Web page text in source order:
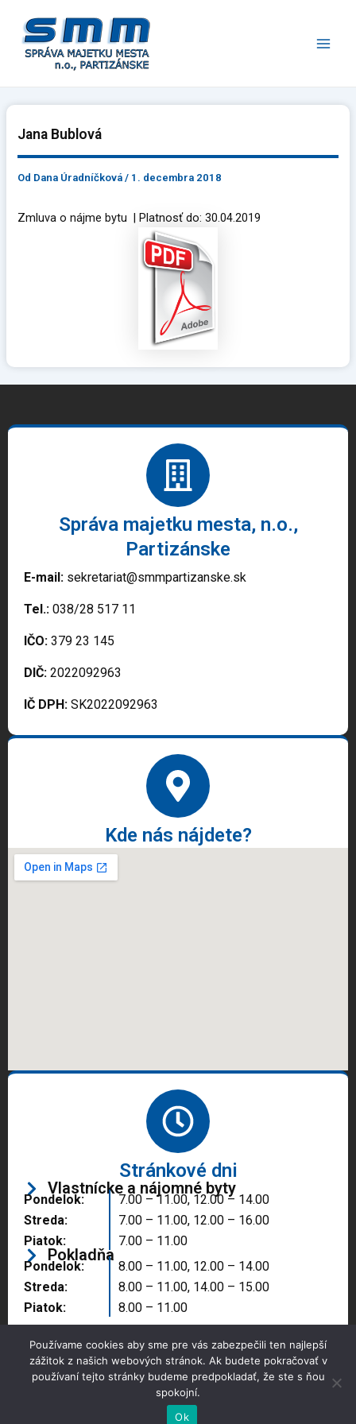
obsah
Jana Bublová
Od Dana Úradníčková/ 1. decembra 2018
Zmluva o nájme bytu | Platnosť do: 30.04.2019
Správa majetku mesta, n.o.,
Partizánske
E-mail: sekretariat@smmpartizanske.sk
Tel.: 038/28 517 11
IČO: 379 23 145
DIČ: 2022092963
IČ DPH: SK2022092963
Kde nás nájdete?
Stránkové dni
Vlastnícke a nájomné byty
Pondelok:
Streda:
Piatok:
7.00 – 11.00, 12.00 – 14.00
7.00 – 11.00, 12.00 – 16.00
7.00 – 11.00
Pokladňa
Pondelok:
Streda:
Piatok:
8.00 – 11.00, 12.00 – 14.00
8.00 – 11.00, 14.00 – 15.00
8.00 – 11.00
Copyright © 2025 Správa majetku mesta, n.o.,
Partizánske
Používame cookies aby sme pre vás zabezpečili ten najlepší
zážitok z našich webových stránok. Ak budete pokračovať v
používaní tejto stránky budeme predpokladať, že ste s ňou
spokojní.
Ok